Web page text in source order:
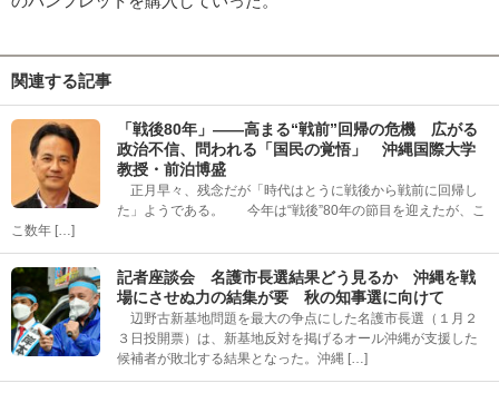
関連する記事
「戦後80年」――高まる“戦前”回帰の危機 広がる
政治不信、問われる「国民の覚悟」 沖縄国際大学
教授・前泊博盛
正月早々、残念だが「時代はとうに戦後から戦前に回帰し
た」ようである。 今年は“戦後”80年の節目を迎えたが、こ
こ数年 […]
記者座談会 名護市長選結果どう見るか 沖縄を戦
場にさせぬ力の結集が要 秋の知事選に向けて
辺野古新基地問題を最大の争点にした名護市長選（１月２
３日投開票）は、新基地反対を掲げるオール沖縄が支援した
候補者が敗北する結果となった。沖縄 […]